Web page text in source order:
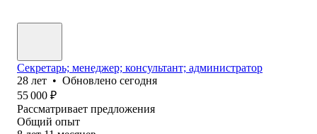
Секретарь; менеджер; консультант; администратор
28 лет • Обновлено сегодня
55 000 ₽
Рассматривает предложения
Общий опыт